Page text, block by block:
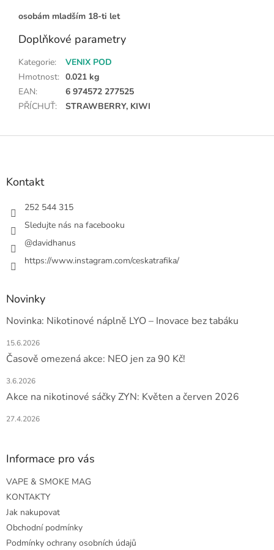
osobám mladším 18-ti let
Doplňkové parametry
Kategorie:
VENIX POD
Hmotnost: 0.021 kg
EAN:
6 974572 277525
PŘÍCHUŤ: STRAWBERRY, KIWI
Z
Kontakt
252 544 315
Sledujte nás na facebooku
@davidhanus
https://www.instagram.com/ceskatrafika/
Novinky
Novinka: Nikotinové náplně LYO – Inovace bez tabáku
15.6.2026
Časově omezená akce: NEO jen za 90 Kč!
3.6.2026
Akce na nikotinové sáčky ZYN: Květen a červen 2026
27.4.2026
Informace pro vás
VAPE & SMOKE MAG
KONTAKTY
Jak nakupovat
Obchodní podmínky
Podmínky ochrany osobních údajů